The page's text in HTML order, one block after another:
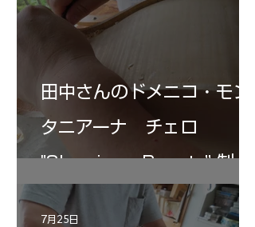
田中さんのドメニコ・モン
タニアーナ チェロ
"Sleeping・Beauty” 制作
記 30
7月25日